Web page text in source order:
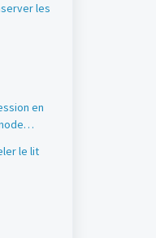
les
en
le lit